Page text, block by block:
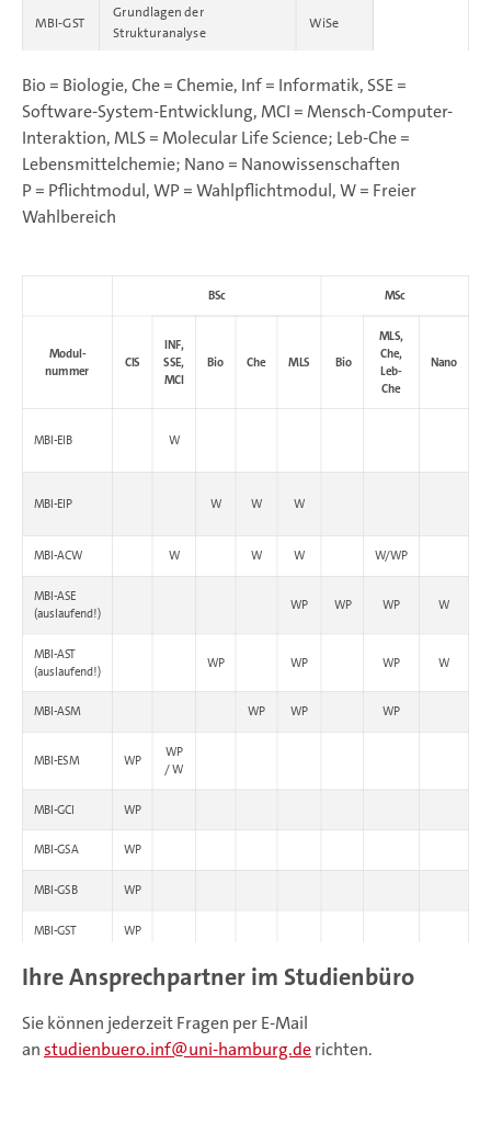
MBI-GST
Grundlagen der
Strukturanalyse
WiSe
Bio = Biologie, Che = Chemie, Inf = Informatik, SSE =
Software-System-Entwicklung, MCI = Mensch-Computer-
Interaktion, MLS = Molecular Life Science; Leb-Che =
Lebensmittelchemie; Nano = Nanowissenschaften
P = Pflichtmodul, WP = Wahlpflichtmodul, W = Freier
Wahlbereich
BSc MSc
Modul-
nummer
CIS
INF,
SSE,
MCI
Bio Che MLS Bio
MLS,
Che,
Leb-
Che
Nano
MBI-EIB W
MBI-EIP W W W
MBI-ACW W W W W/WP
MBI-ASE
(auslaufend!)
WP WP WP W
MBI-AST
(auslaufend!)
WP WP WP W
MBI-ASM WP WP WP
MBI-ESM WP
WP
/ W
MBI-GCI WP
MBI-GSA WP
MBI-GSB WP
MBI-GST WP
Ihre Ansprechpartner im Studienbüro
Sie können jederzeit Fragen per E-Mail
anstudienbuero.inf uni-hamburg.derichten.